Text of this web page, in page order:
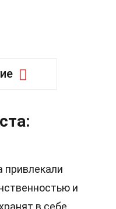
и
в себе